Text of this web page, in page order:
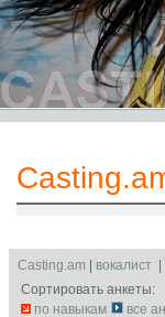
Casting.am вокалист
Сортировать анкеты:
по навыкам
все